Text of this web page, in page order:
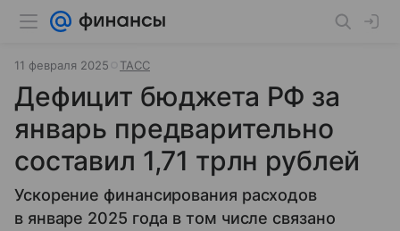
11 февраля 2025 ТАСС
Дефицит бюджета РФ за
январь предварительно
составил 1,71 трлн рублей
Ускорение финансирования расходов
в январе 2025 года в том числе связано